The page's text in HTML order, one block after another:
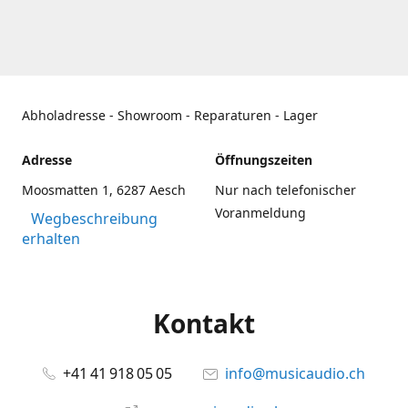
Abholadresse - Showroom - Reparaturen - Lager
Adresse
Moosmatten 1, 6287 Aesch
Wegbeschreibung
erhalten
Öffnungszeiten
Nur nach telefonischer
Voranmeldung
Kontakt
+41 41 918 05 05
info@musicaudio.ch